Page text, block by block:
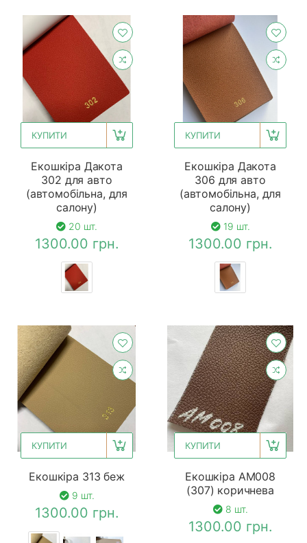
КУПИТИ
Екошкіра Дакота
302 для авто
(автомобільна, для
салону)
20 шт.
1300.00 грн.
КУПИТИ
Екошкіра Дакота
306 для авто
(автомобільна, для
салону)
19 шт.
1300.00 грн.
КУПИТИ
Екошкіра 313 беж
9 шт.
1300.00 грн.
КУПИТИ
Екошкіра AM008
(307) коричнева
8 шт.
1300.00 грн.